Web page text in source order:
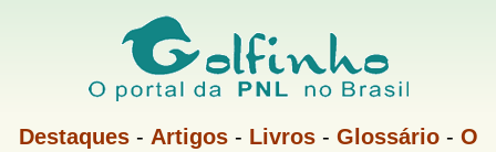
Pular
para
o
G
M
Destaques- Artigos- Livros- Glossário- O